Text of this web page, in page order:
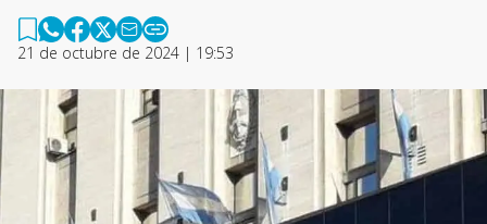
21 de octubre de 2024 | 19:53